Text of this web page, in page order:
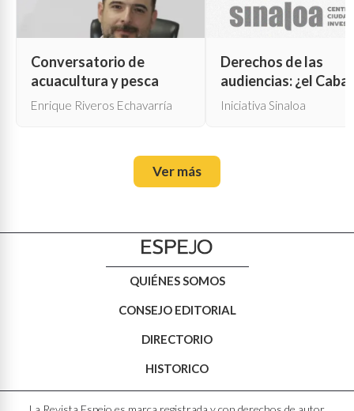
Conversatorio de
acuacultura y pesca
Enrique Riveros Echavarría
Derechos de las
audiencias: ¿el
de Troya para la
Iniciativa Sinaloa
Ver más
QUIÉNES SOMOS
CONSEJO EDITORIAL
DIRECTORIO
HISTORICO